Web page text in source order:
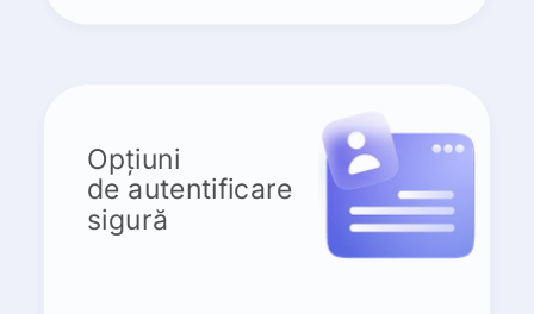
Opțiuni
de autentificare
sigură